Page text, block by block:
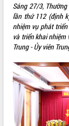
SỞ, BAN, NGÀNH
UBND CÁC XÃ, PHƯỜNG
HỆ THỐNG VĂN BẢN
VĂN BẢN HĐND TỈNH
ĐIỂM TIN VĂN BẢN
Sáng 27/3,
lần thứ 112 (định
nhiệm vụ phát
và triển khai
Trung - Ủy viên